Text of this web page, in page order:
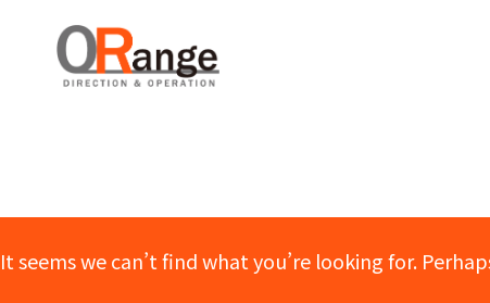
It seems we can’t find what you’re looking for.